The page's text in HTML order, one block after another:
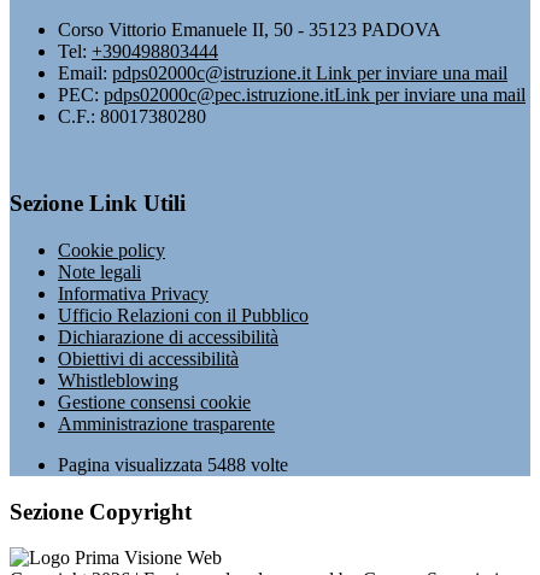
Corso Vittorio Emanuele II, 50 - 35123 PADOVA
Tel: +390498803444
Email: pdps02000c@istruzione.it Link per inviare una mail
PEC: pdps02000c@pec.istruzione.itLink per inviare una mail
C.F.: 80017380280
Sezione Link Utili
Cookie policy
Note legali
Informativa Privacy
Ufficio Relazioni con il Pubblico
Dichiarazione di accessibilità
Obiettivi di accessibilità
Whistleblowing
Gestione consensi cookie
Amministrazione trasparente
Pagina visualizzata 5488 volte
Sezione Copyright